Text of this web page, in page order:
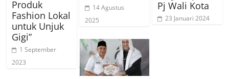
Produk
Fashion Lokal
untuk Unjuk
Gigi”
1 September
2023
14 Agustus
2025
Pj Wali Kota
23 Januari 2024